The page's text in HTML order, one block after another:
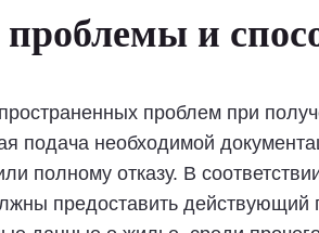
и
проблем при
подача необходимой
полному отказу. В
предоставить действующий